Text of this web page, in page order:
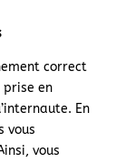
correct
en
En
vous
vous